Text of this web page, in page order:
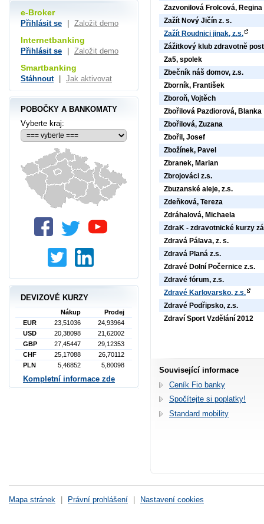
Zazvonilová Frolcová, Regina
Zažít Nový Jičín z. s.
Zažít Roudnici jinak, z.s.
Zážitkový klub zdravotně
Za5, spolek
Zbečník náš domov, z.s.
Zborník, František
Zboroň, Vojtěch
Zbořilová Pazdiorová, Blanka
Zbořilová, Zuzana
Zbořil, Josef
Zbožínek, Pavel
Zbranek, Marian
Zbrojováci z.s.
Zbuzanské aleje, z.s.
Zdeňková, Tereza
Zdráhalová, Michaela
ZdraK - zdravotnické kurzy
Zdravá Pálava, z. s.
Zdravá Planá z.s.
Zdravé Dolní Počernice z.s.
Zdravé fórum, z.s.
Zdravé Karlovarsko, z.s.
Zdravé Podřipsko, z.s.
Zdraví Sport Vzdělání 2012
Související informace
Ceník Fio banky
Spočítejte si poplatky!
Standard mobility
e-Broker
Přihlásit se Založit demo
Internetbanking
Přihlásit se Založit demo
Smartbanking
Stáhnout Jak aktivovat
POBOČKY A BANKOMATY
Vyberte kraj:
DEVIZOVÉ KURZY
Nákup
Prodej
EUR
23,51036
24,93964
USD
20,38098
21,62002
GBP
27,45447
29,12353
CHF
25,17088
26,70112
PLN
5,46852 5,80098
Kompletní informace zde
Mapa stránek Právní prohlášení Nastavení cookies